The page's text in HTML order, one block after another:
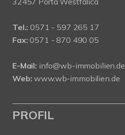
Tel.: 0571 - 597 265 17
Fax: 0571 - 870 490 05
E-Mail: info@wb-immobilien.de
Web: www.wb-immobilien.de
PROFIL